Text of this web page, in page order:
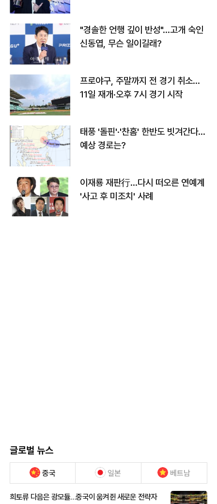
"경솔한 언행 깊이 반성"…고개 숙인
신동엽, 무슨 일이길래?
프로야구, 주말까지 전 경기 취소…
11일 재개·오후 7시 경기 시작
태풍 '돌핀'·'찬홈' 한반도 빗겨간다…
예상 경로는?
이재룡 재판行…다시 떠오른 연예계
'사고 후 미조치' 사례
글로벌 뉴스
중국 일본 베트남
희토류 다음은 광모듈…중국이 움켜쥔 새로운 전략자